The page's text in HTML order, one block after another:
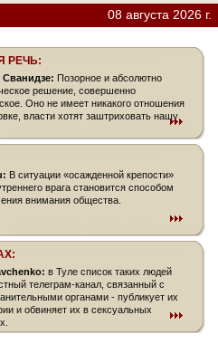
08 августа 2026 г.
РЕЧЬ:
Позорное и абсолютно
решение, совершенно
Оно не имеет никакого отношения
власти хотят заштриховать нашу
В ситуации «осажденной крепости»
врага становится способом
внимания общества.
в Туле список таких людей
телеграм-канал, связанный с
органами - публикует их
и обвиняет их в сексуальных